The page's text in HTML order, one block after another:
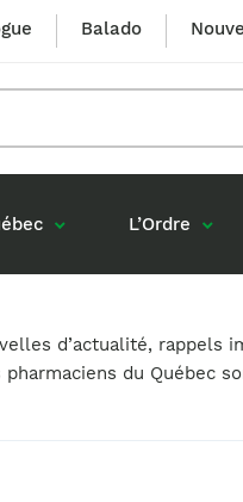
Balado
L’Ordre
Prix Louis-Hébert
Prix Innovation Janine-
d’actualité, rappels
du Québec